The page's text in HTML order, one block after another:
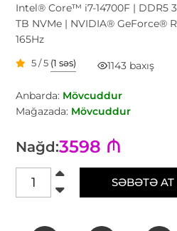
Intel® Core™ i7-14700F | DDR5
TB NVMe | NVIDIA® GeForce®
165Hz
5 / 5 (1 səs) 1143 baxış
Anbarda: Mövcuddur
Mağazada: Mövcuddur
Nağd:3598 ₼
SƏBƏTƏ AT